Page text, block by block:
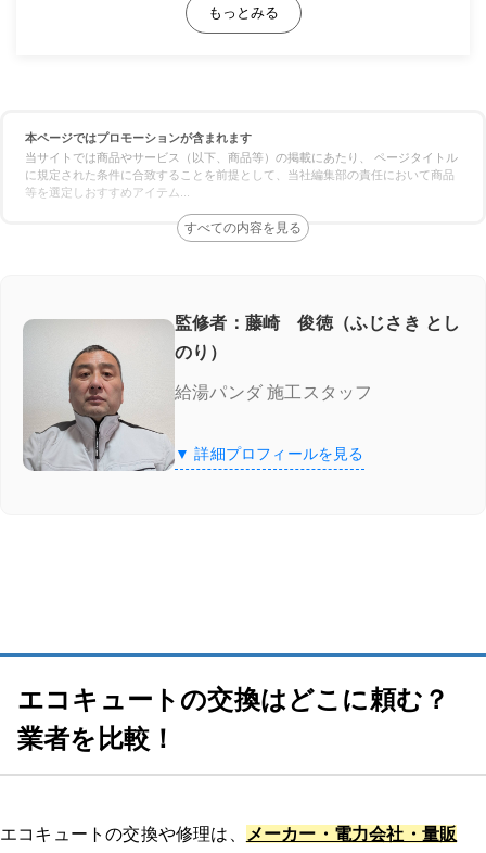
エコキュート専門業者の選び方！ここをチェック
施工実績が豊富＆口コミが良い
エコ救 from おうちのアラート
「エコ救 from おうちのアラート」の特徴
湯ドクターの特徴
湯ドクターの口コミ
大問屋の特徴
本ページではプロモーションが含まれます
当サイトでは商品やサービス（以下、商品等）の掲載にあたり、 ページタイトル
に規定された条件に合致することを前提として、当社編集部の責任において商品
等を選定しおすすめアイテム
監修者：藤崎 俊徳（ふじさき とし
のり）
給湯パンダ 施工スタッフ
▼ 詳細プロフィールを見る
エコキュートの交換はどこに頼む？
業者を比較！
エコキュートの交換や修理は、
メーカー・電力会社・量販